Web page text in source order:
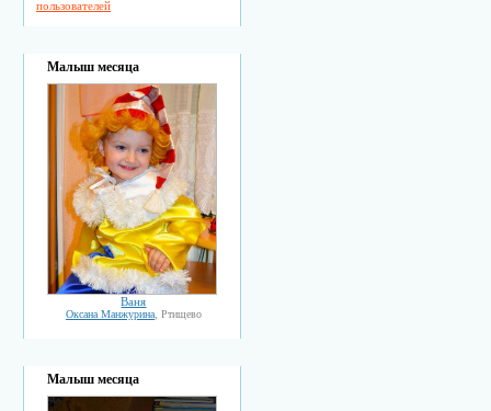
пользователей
Малыш месяца
Ваня
Оксана Манжурина, Ртищево
Малыш месяца